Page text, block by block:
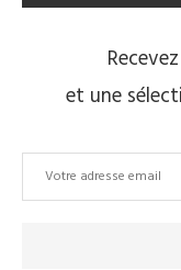
et une